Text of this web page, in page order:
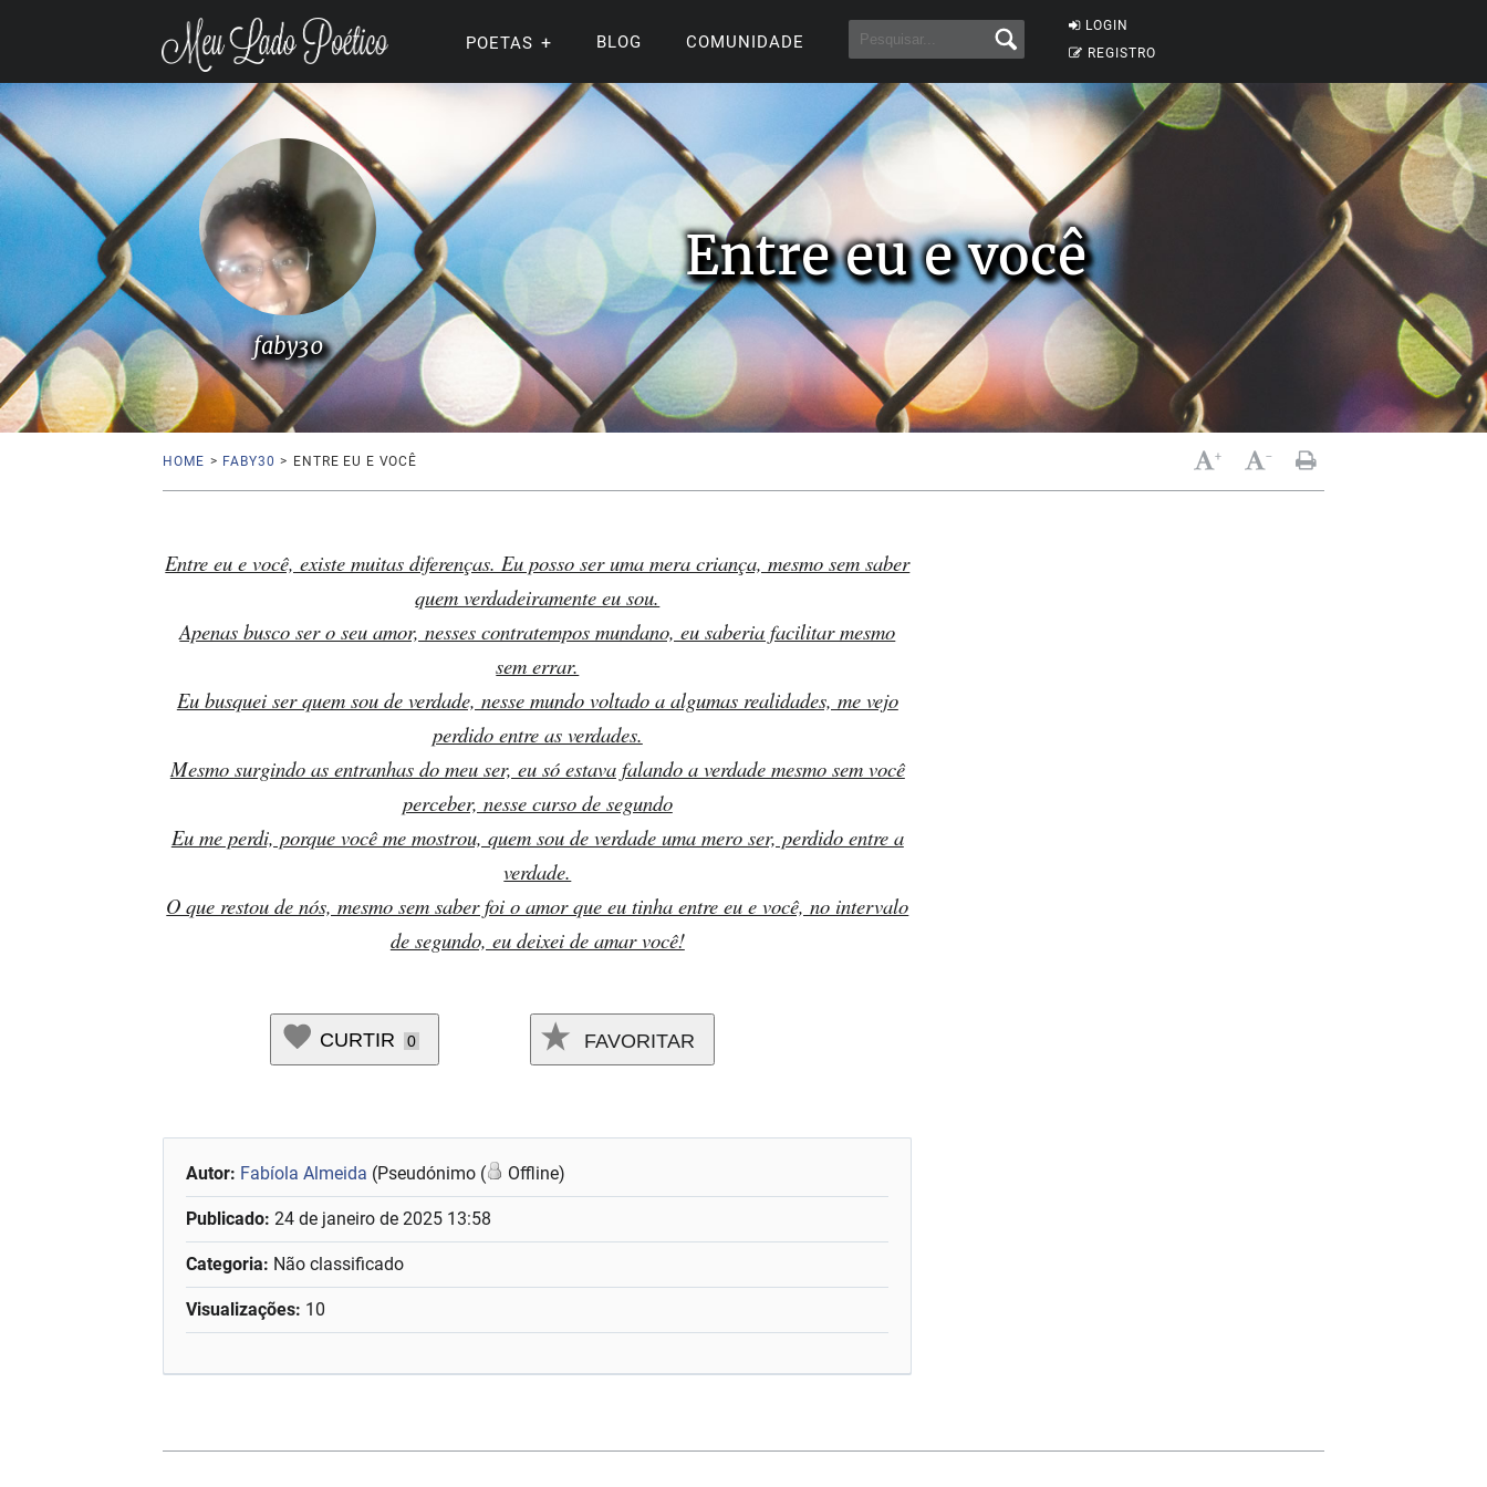
LOGIN
REGISTRO
POETAS BLOG COMUNIDADE
Entre eu e você
faby30
HOME > FABY30 > ENTRE EU E VOCÊ + -
Entre eu e você, existe muitas diferenças. Eu posso ser uma mera criança, mesmo sem saber
quem verdadeiramente eu sou.
Apenas busco ser o seu amor, nesses contratempos mundano, eu saberia facilitar mesmo
sem errar.
Eu busquei ser quem sou de verdade, nesse mundo voltado a algumas realidades, me vejo
perdido entre as verdades.
Mesmo surgindo as entranhas do meu ser, eu só estava falando a verdade mesmo sem você
perceber, nesse curso de segundo
Eu me perdi, porque você me mostrou, quem sou de verdade uma mero ser, perdido entre a
verdade.
O que restou de nós, mesmo sem saber foi o amor que eu tinha entre eu e você, no intervalo
de segundo, eu deixei de amar você!
CURTIR 0 FAVORITAR
Autor: Fabíola Almeida (Pseudónimo ( Offline)
Publicado:24 de janeiro de 2025 13:58
Categoria: Não classificado
Visualizações: 10